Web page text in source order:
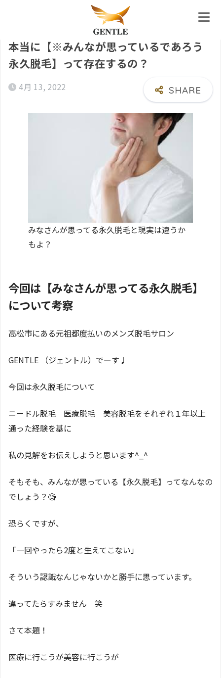
本当に【※みんなが思っているであろう
永久脱毛】って存在するの？
4月 13, 2022
みなさんが思ってる永久脱毛と現実は違うか
もよ？
今回は【みなさんが思ってる永久脱毛】
について考察
高松市にある元祖都度払いのメンズ脱毛サロン
GENTLE （ジェントル）でーす♩
今回は永久脱毛について
ニードル脱毛 医療脱毛 美容脱毛をそれぞれ１年以上
通った経験を基に
私の見解をお伝えしようと思います^_^
そもそも、みんなが思っている【永久脱毛】ってなんなの
でしょう？🧐
恐らくですが、
「一回やったら2度と生えてこない」
そういう認識なんじゃないかと勝手に思っています。
違ってたらすみません 笑
さて本題！
医療に行こうが美容に行こうが